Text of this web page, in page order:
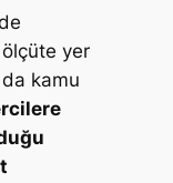
yer
kamu